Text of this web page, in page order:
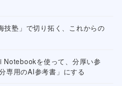
技塾」で切り拓く、これからの
を使って、分厚い参
専用のAI参考書」にする